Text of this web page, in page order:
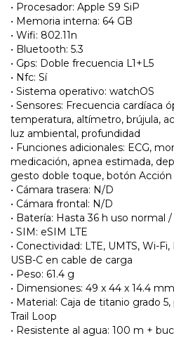
• Procesador: Apple S9 SiP
• Memoria interna: 64 GB
• Wifi: 802.11n
• Bluetooth: 5.3
• Gps: Doble frecuencia L1+L5
• Nfc: Sí
• Sistema operativo: watchOS
• Sensores: Frecuencia cardíaca
temperatura, altímetro, brújula,
luz ambiental, profundidad
• Funciones adicionales: ECG,
medicación, apnea estimada,
gesto doble toque, botón Acción
• Cámara trasera: N/D
• Cámara frontal: N/D
• Batería: Hasta 36 h uso normal
• SIM: eSIM LTE
• Conectividad: LTE, UMTS, Wi-
USB-C en cable de carga
• Peso: 61.4 g
• Dimensiones: 49 x 44 x 14.4 mm
• Material: Caja de titanio grado
Trail Loop
• Resistente al agua: 100 m +